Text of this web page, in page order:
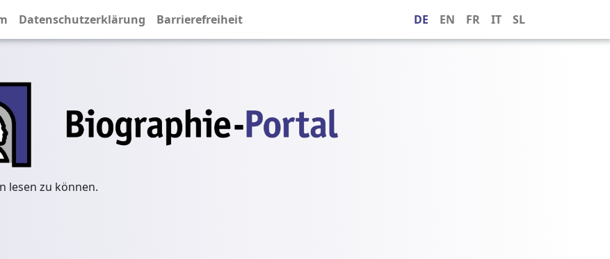
Datenschutzerklärung Barrierefreiheit DE EN FR IT SL
lesen zu können.